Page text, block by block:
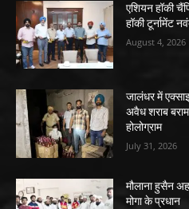
एशियन हॉकी
हॉकी टूर्नामेंट
August 4, 2026
जालंधर में
अवैध शराब
होलोग्राम
July 31, 2026
मौलाना हुसैन
मोगा के प्रधान